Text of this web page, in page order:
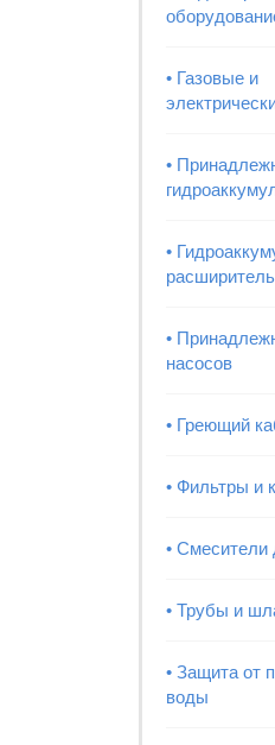
• Газовые и
•
•
•
насосов
• Греющий
• Фильтры и
•
• Трубы и
• Защита от
воды